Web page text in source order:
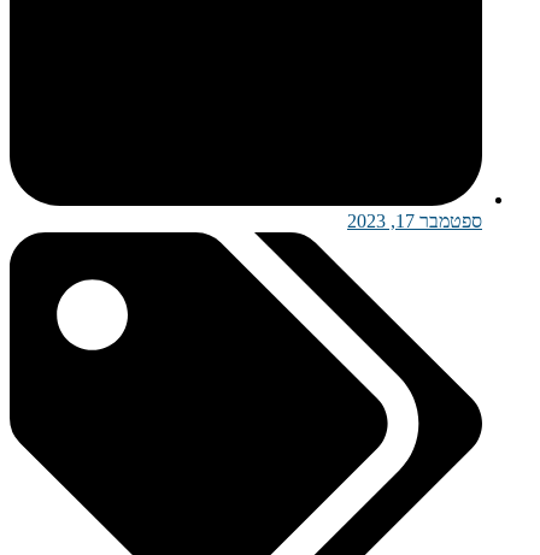
ספטמבר 17, 2023